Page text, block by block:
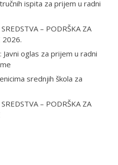
ispita za prijem u radni
– PODRŠKA ZA
2026.
Javni oglas za prijem u radni
srednjih škola za
– PODRŠKA ZA